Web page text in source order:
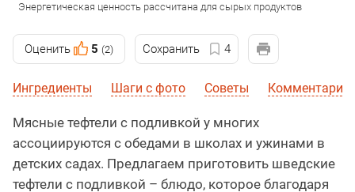
Энергетическая ценность рассчитана для сырых продуктов
Оценить 5 (2) Сохранить 4
Ингредиенты Шаги с фото Советы Комментарии
Мясные тефтели с подливкой у многих
ассоциируются с обедами в школах и ужинами в
детских садах. Предлагаем приготовить шведские
тефтели с подливкой – блюдо, которое благодаря